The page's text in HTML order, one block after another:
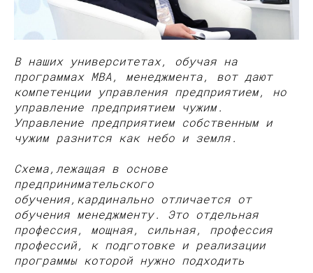
В наших университетах, обучая на
программах MBA, менеджмента, вот дают
компетенции управления предприятием, но
управление предприятием чужим.
Управление предприятием собственным и
чужим разнится как небо и земля.
Схема,лежащая в основе
предпринимательского
обучения,кардинально отличается от
обучения менеджменту. Это отдельная
профессия, мощная, сильная, профессия
профессий, к подготовке и реализации
программы которой нужно подходить